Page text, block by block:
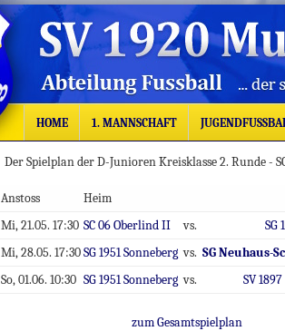
HOME 1. MANNSCHAFT
Der Spielplan der D-Junioren Kreisklasse 2. Runde -
Anstoss
Heim
Mi, 21.05. 17:30 SC 06 Oberlind II vs.
SG
Mi, 28.05. 17:30SG 1951 Sonneberg vs. SG Neuhaus-
So, 01.06. 10:30 SG 1951 Sonneberg vs. SV
zum Gesamtspielplan